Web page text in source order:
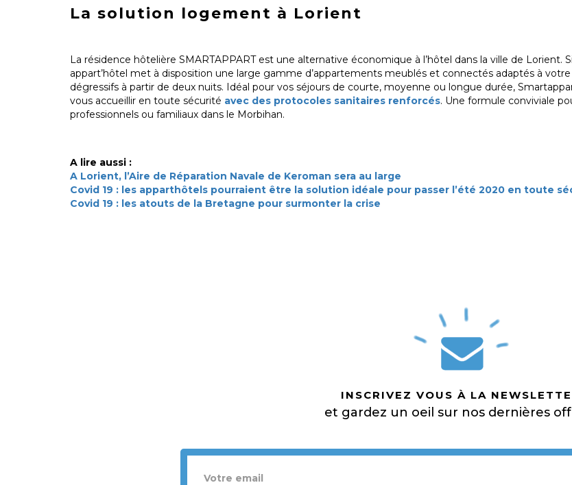
La solution logement à Lorient
La résidence hôtelière SMARTAPPART est une alternative économique à l’hôtel dans la ville de Lorient.
appart’hôtel met à disposition une large gamme d’appartements meublés et connectés adaptés à
dégressifs à partir de deux nuits. Idéal pour vos séjours de courte, moyenne ou longue durée,
vous accueillir en toute sécurité avec des protocoles sanitaires renforcés. Une formule conviviale
professionnels ou familiaux dans le Morbihan.
A lire aussi :
A Lorient, l’Aire de Réparation Navale de Keroman sera au large
Covid 19 : les apparthôtels pourraient être la solution idéale pour passer l’été 2020 en toute
Covid 19 : les atouts de la Bretagne pour surmonter la crise
INSCRIVEZ VOUS À LA
et gardez un oeil sur nos dernières